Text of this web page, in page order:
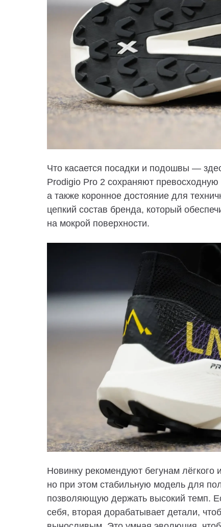
Что касается посадки и подошвы —
Prodigio Pro 2 сохраняют
а также коронное достояние для
цепкий состав бренда, который
на мокрой поверхности.
Новинку рекомендуют бегунам
но при этом стабильную модель для
позволяющую держать высокий темп.
себя, вторая дорабатывает детали,